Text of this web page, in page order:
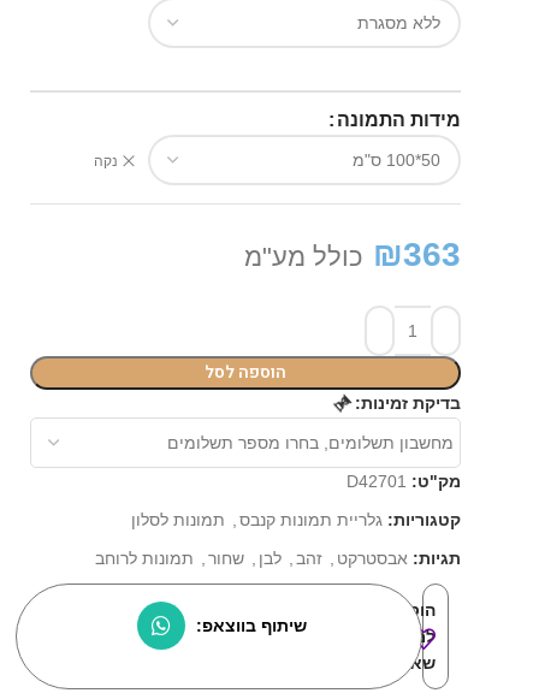
מידות התמונה
נקה
₪363 כולל מע"מ
הוספה לסל
בדיקת זמינות:⏳
מק"ט: D42701
קטגוריות: גלריית תמונות קנבס, תמונות לסלון
תגיות: אבסטרקט , זהב, לבן , שחור, תמונות לרוחב
הוסף
למוצרים
שאהבתי:
שיתוף בווצאפ: